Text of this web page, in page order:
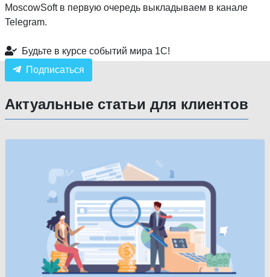
MoscowSoft в первую очередь выкладываем в канале
Telegram.
Будьте в курсе событий мира 1С!
Подписаться
Актуальные статьи для клиентов